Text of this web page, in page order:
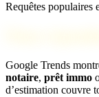
Requêtes populaires
Google Trends
notaire, prêt immo
d’estimation couvre